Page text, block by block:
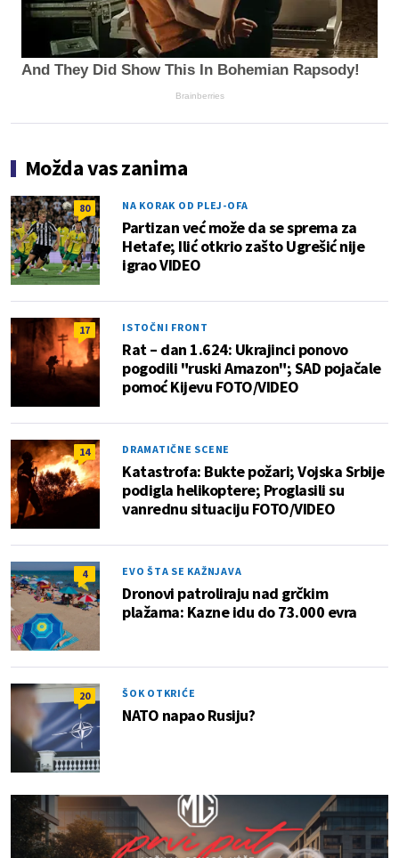
And They Did Show This In Bohemian Rapsody!
Brainberries
Možda vas zanima
80 NA KORAK OD PLEJ-OFA
Partizan već može da se sprema za
Hetafe; Ilić otkrio zašto Ugrešić nije
igrao VIDEO
17 ISTOČNI FRONT
Rat – dan 1.624: Ukrajinci ponovo
pogodili "ruski Amazon"; SAD pojačale
pomoć Kijevu FOTO/VIDEO
14 DRAMATIČNE SCENE
Katastrofa: Bukte požari; Vojska Srbije
podigla helikoptere; Proglasili su
vanrednu situaciju FOTO/VIDEO
4 EVO ŠTA SE KAŽNJAVA
Dronovi patroliraju nad grčkim
plažama: Kazne idu do 73.000 evra
20 ŠOK OTKRIĆE
NATO napao Rusiju?